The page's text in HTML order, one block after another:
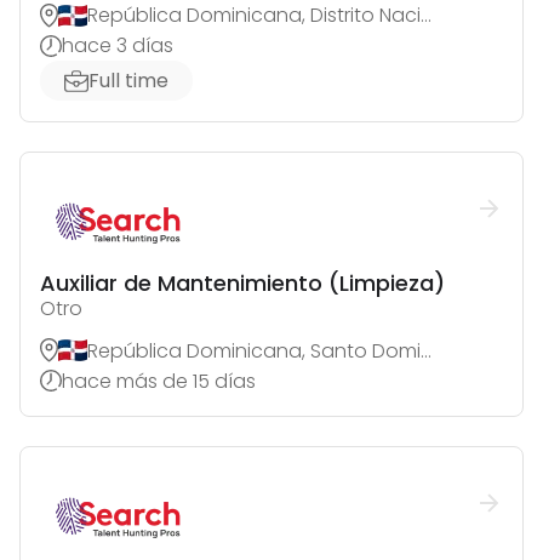
República Dominicana, Distrito Nacional
hace 3 días
Full time
Auxiliar de Mantenimiento (Limpieza)
Otro
República Dominicana, Santo Domingo de Guzmán
hace más de 15 días